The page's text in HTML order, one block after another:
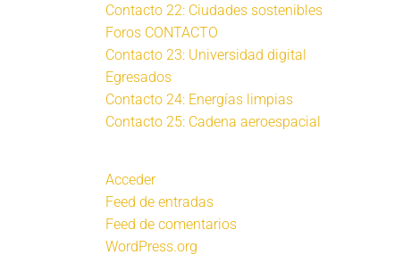
Contacto 22: Ciudades sostenibles
Foros CONTACTO
Contacto 23: Universidad digital
Egresados
Contacto 24: Energías limpias
Contacto 25: Cadena aeroespacial
Acceder
Feed de entradas
Feed de comentarios
WordPress.org